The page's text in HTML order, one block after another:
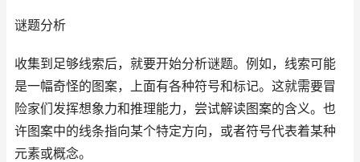
谜题分析
收集到足够线索后，就要开始分析谜题。例如，线索可能
是一幅奇怪的图案，上面有各种符号和标记。这就需要冒
险家们发挥想象力和推理能力，尝试解读图案的含义。也
许图案中的线条指向某个特定方向，或者符号代表着某种
元素或概念。